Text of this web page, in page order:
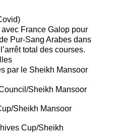
France Galop pour
Pur-Sang Arabes dans
total des courses.
par le Sheikh Mansoor
Sheikh Mansoor
Sheikh Mansoor
Cup/Sheikh